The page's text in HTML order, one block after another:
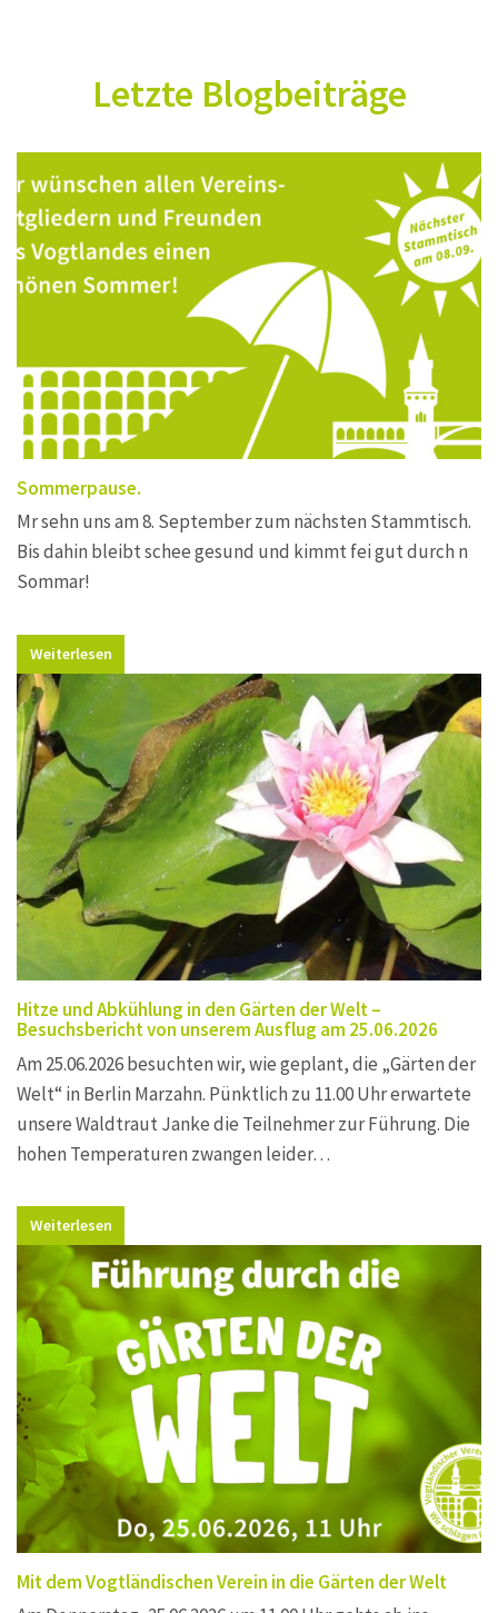
Letzte Blogbeiträge
Sommerpause.
Mr sehn uns am 8. September zum nächsten Stammtisch.
Bis dahin bleibt schee gesund und kimmt fei gut durch n
Sommar!
Weiterlesen
Hitze und Abkühlung in den Gärten der Welt –
Besuchsbericht von unserem Ausflug am 25.06.2026
Am 25.06.2026 besuchten wir, wie geplant, die „Gärten der
Welt“ in Berlin Marzahn. Pünktlich zu 11.00 Uhr erwartete
unsere Waldtraut Janke die Teilnehmer zur Führung. Die
hohen Temperaturen zwangen leider…
Weiterlesen
Mit dem Vogtländischen Verein in die Gärten der Welt